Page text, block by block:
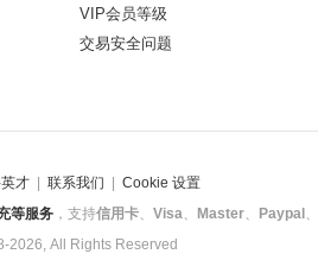
VIP会员等级
交易安全问题
才| 联系我们
Cookie 设置
等服务 ，支持信用卡、 Visa、 Master、 Paypal 、
2026, All Rights Reserved